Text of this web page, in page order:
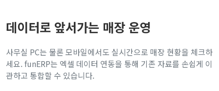
데이터로 앞서가는 매장 운영
사무실 PC는 물론 모바일에서도 실시간으로 매장 현황을 체크하
세요. funERP는 엑셀 데이터 연동을 통해 기존 자료를 손쉽게 이
관하고 통합할 수 있습니다.